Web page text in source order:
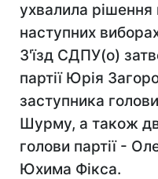
ухвалила рішення
наступних
З'їзд СДПУ(о)
партії Юрія
заступника голови
Шурму, а також
голови партії -
Юхима Фікса.